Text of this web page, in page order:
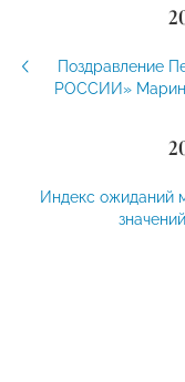
Поздравление
РОССИИ»
Индекс ожиданий